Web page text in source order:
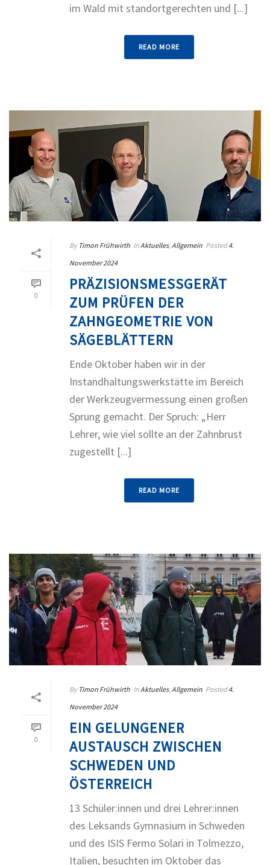
im Wald mit standortgerechten und [...]
READ MORE
0
By Timon Frühwirth InAktuelles,Allgemein Posted4.
November 2024
PRÄZISIONSMESSGERÄT
ZUM PRÜFEN DER
ZAHNGEOMETRIE VON
SÄGEBLÄTTERN
Ende Oktober haben wir in der
Instandhaltungswerkstätte im Bereich
der Werkzeugvermessung einen großen
Sprung gemacht. Der Spruch: „Herr
Lehrer, wie viel sollte an der Zahnbrust
zugestellt [...]
READ MORE
0
By Timon Frühwirth InAktuelles, Allgemein Posted4.
November 2024
EIN GELUNGENER
AUSTAUSCH ZWISCHEN
SCHWEDEN UND
ÖSTERREICH
13 Schüler:innen und drei Lehrer:innen
des Leksands Gymnasium in Schweden
und des ISIS Fermo Solari in Tolmezzo,
Italien, besuchten im Oktober das